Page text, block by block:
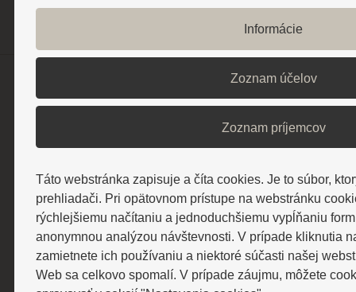
Pobyty a ceny
Senior pobyty
Špeciálne sezónne pobyty
Ostatné cenníky
Ubytovanie
Informácie
Zoznam účelov
Zoznam príjemcov
Táto webstránka zapisuje a číta cookies. Je to súbor,
prehliadači. Pri opätovnom prístupe na webstránku
rýchlejšiemu načítaniu a jednoduchšiemu vypĺňaniu
anonymnou analýzou návštevnosti. V prípade kliknutia
zamietnete ich používaniu a niektoré súčasti našej
Web sa celkovo spomalí. V prípade záujmu, môžete